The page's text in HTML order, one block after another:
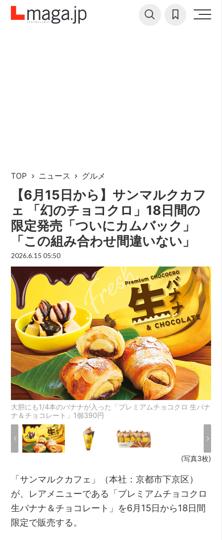
TOP ニュース グルメ
【6月15日から】サンマルクカフ
ェ 「幻のチョコクロ」18日間の
限定発売「ついにカムバック」
「この組み合わせ間違いない」
2026.6.15 05:50
大胆にも1/4本のバナナが入った「プレミアムチョコクロ 生バナ
ナ＆チョコレート」1個390円
(写真3枚)
「サンマルクカフェ」（本社：京都市下京区）
が、レアメニューである「プレミアムチョコクロ
生バナナ＆チョコレート」を6月15日から18日間
限定で販売する。